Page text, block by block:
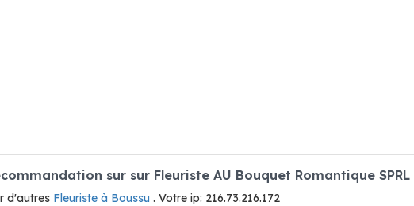
sur sur Fleuriste AU Bouquet Romantique SPRL
d'autres Fleuriste à Boussu . Votre ip: 216.73.216.172